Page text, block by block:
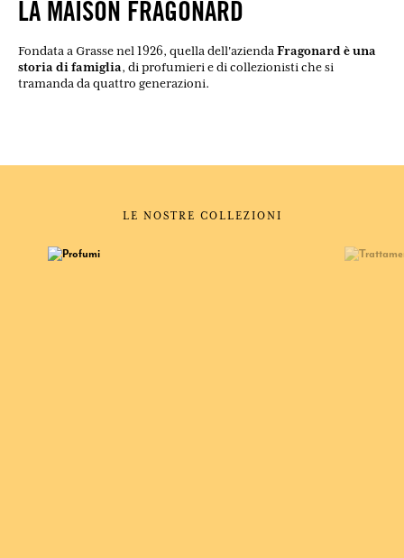
LA MAISON FRAGONARD
Fondata a Grasse nel 1926, quella dell'aziendaFragonard è una
storia di famiglia, di profumieri e di collezionisti che si
tramanda da quattro generazioni.
LE NOSTRE COLLEZIONI